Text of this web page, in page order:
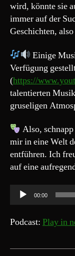
wird, könnte sie
immer auf der
Geschichten,
Einige
Verfügung
(https://
talentierten
gruseligen
Also,
mir in eine Welt
entführen. Ich
auf eine
u
d
00:00
Podcast: Play in